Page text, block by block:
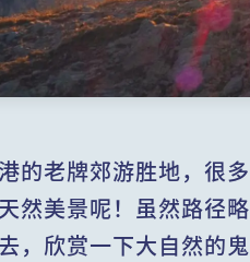
的老牌郊游胜地，很
然美景呢！虽然路径
，欣赏一下大自然的